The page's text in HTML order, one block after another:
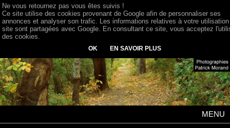
MENU
Ne vous retournez pas vous êtes suivis !
Ce site utilise des cookies provenant de Google afin de personnaliser ses
annonces et analyser son trafic. Les informations relatives à votre
site sont partagées avec Google. En consultant ce site, vous acceptez
des cookies.
OK EN SAVOIR PLUS